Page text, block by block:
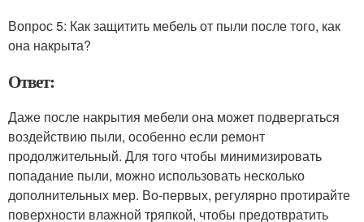
Вопрос 5: Как защитить мебель от пыли после того, как
она накрыта?
Ответ:
Даже после накрытия мебели она может подвергаться
воздействию пыли, особенно если ремонт
продолжительный. Для того чтобы минимизировать
попадание пыли, можно использовать несколько
дополнительных мер. Во-первых, регулярно протирайте
поверхности влажной тряпкой, чтобы предотвратить